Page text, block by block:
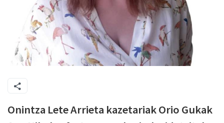
Onintza Lete Arrieta kazetariak Orio Gukak